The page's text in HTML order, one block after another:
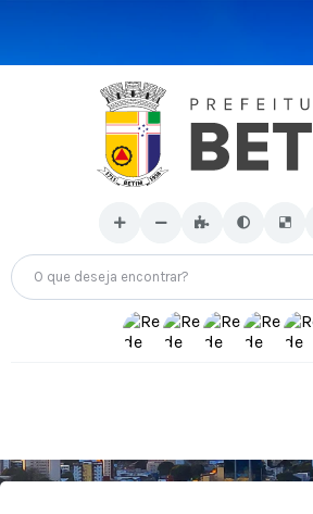
O que deseja encontrar?